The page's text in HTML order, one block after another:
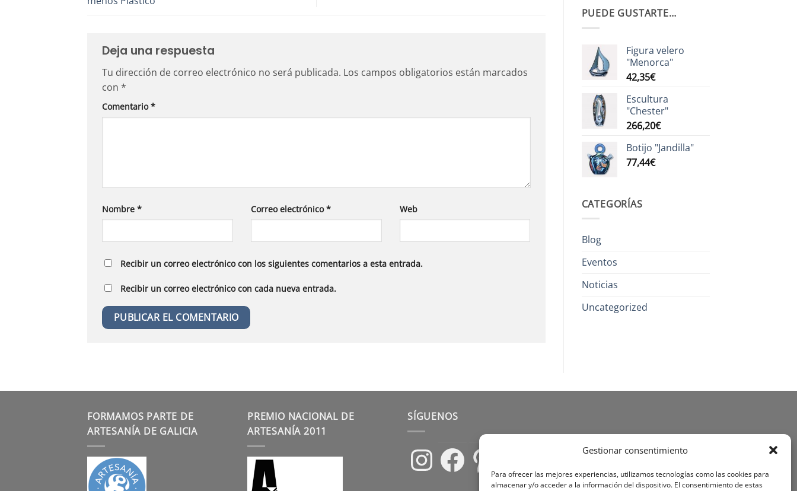
Gestionar consentimiento
Para ofrecer las mejores experiencias, utilizamos tecnologías como las cookies para
almacenar y/o acceder a la información del dispositivo. El consentimiento de estas
Deja una respuesta
Tu dirección de correo electrónico no será publicada. Los campos obligatorios están marcados
con *
Comentario*
Nombre * Correo electrónico* Web
Recibir un correo electrónico con los siguientes comentarios a esta entrada.
Recibir un correo electrónico con cada nueva entrada.
PUEDE GUSTARTE…
Figura velero
"Menorca"
42,35€
Escultura
"Chester"
266,20€
Botijo "Jandilla"
77,44€
CATEGORÍAS
Blog
Eventos
Noticias
Uncategorized
FORMAMOS PARTE DE
ARTESANÍA DE GALICIA
PREMIO NACIONAL DE
ARTESANÍA 2011
SÍGUENOS
InstagramFacebookPinterest